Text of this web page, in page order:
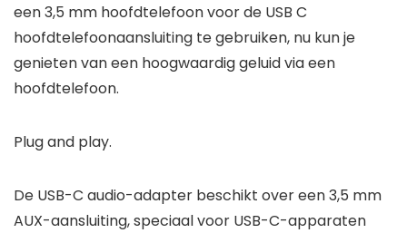
een 3,5 mm hoofdtelefoon voor de USB C
hoofdtelefoonaansluiting te gebruiken, nu kun je
genieten van een hoogwaardig geluid via een
hoofdtelefoon.
Plug and play.
De USB-C audio-adapter beschikt over een 3,5 mm
AUX-aansluiting, speciaal voor USB-C-apparaten